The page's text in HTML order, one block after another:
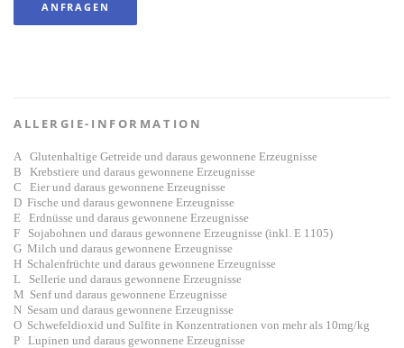
ANFRAGEN
ALLERGIE-INFORMATION
A Glutenhaltige Getreide und daraus gewonnene Erzeugnisse
B Krebstiere und daraus gewonnene Erzeugnisse
C Eier und daraus gewonnene Erzeugnisse
D Fische und daraus gewonnene Erzeugnisse
E Erdnüsse und daraus gewonnene Erzeugnisse
F Sojabohnen und daraus gewonnene Erzeugnisse (inkl. E 1105)
G Milch und daraus gewonnene Erzeugnisse
H Schalenfrüchte und daraus gewonnene Erzeugnisse
L Sellerie und daraus gewonnene Erzeugnisse
M Senf und daraus gewonnene Erzeugnisse
N Sesam und daraus gewonnene Erzeugnisse
O Schwefeldioxid und Sulfite in Konzentrationen von mehr als 10mg/kg
P Lupinen und daraus gewonnene Erzeugnisse